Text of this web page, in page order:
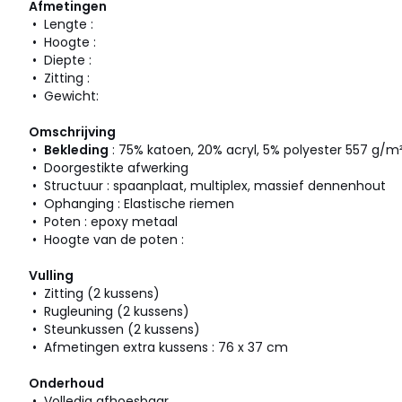
Afmetingen
• Lengte :
• Hoogte :
• Diepte :
• Zitting :
• Gewicht:
Omschrijving
• Bekleding : 75% katoen, 20% acryl, 5% polyester 557 g/
• Doorgestikte afwerking
• Structuur : spaanplaat, multiplex, massief dennenhout
• Ophanging : Elastische riemen
• Poten : epoxy metaal
• Hoogte van de poten :
Vulling
• Zitting (2 kussens)
• Rugleuning (2 kussens)
• Steunkussen (2 kussens)
• Afmetingen extra kussens : 76 x 37 cm
Onderhoud